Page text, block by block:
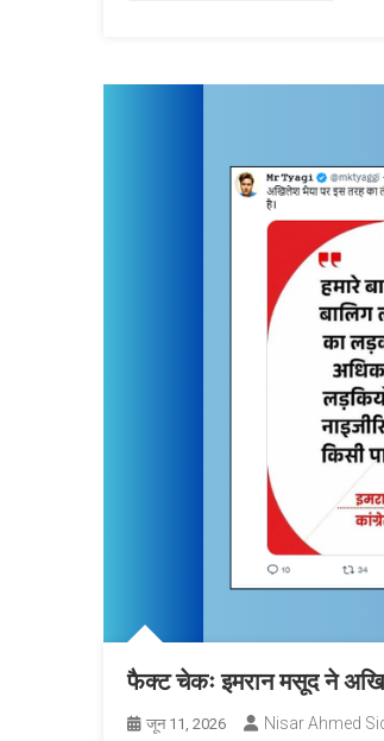
फैक्ट चेकः इमरान मसूद ने
जून 11, 2026 Nisar Ahmed